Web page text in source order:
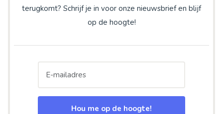
terugkomt? Schrijf je in voor onze nieuwsbrief en blijf
op de hoogte!
Hou me op de hoogte!